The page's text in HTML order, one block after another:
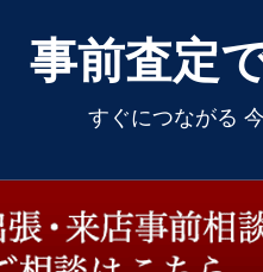
事前査定
すぐにつながる